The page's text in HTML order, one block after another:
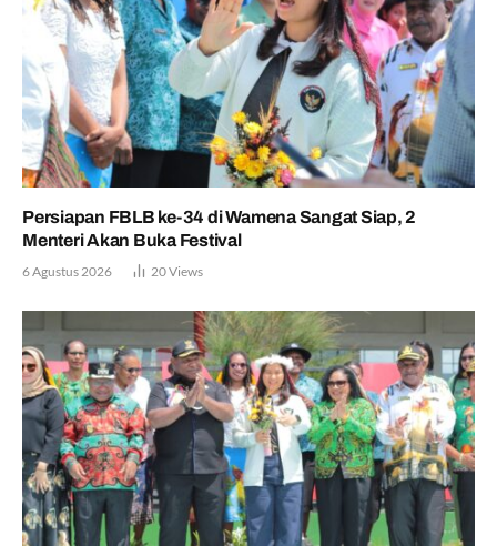
Persiapan FBLB ke-34 di Wamena Sangat Siap, 2
Menteri Akan Buka Festival
6 Agustus 2026 20Views